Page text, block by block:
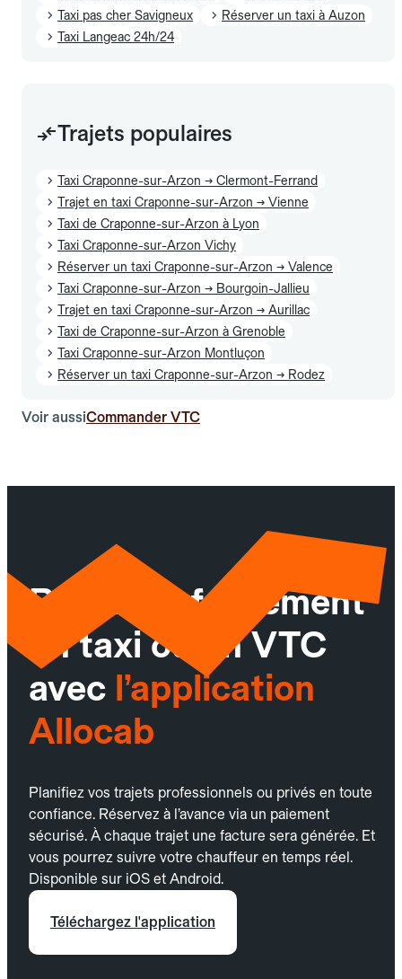
Taxi pas cher Savigneux
Réserver un taxi à Auzon
Taxi Langeac 24h/24
Trajets populaires
Taxi Craponne-sur-Arzon → Clermont-Ferrand
Trajet en taxi Craponne-sur-Arzon → Vienne
Taxi de Craponne-sur-Arzon à Lyon
Taxi Craponne-sur-Arzon Vichy
Réserver un taxi Craponne-sur-Arzon → Valence
Taxi Craponne-sur-Arzon → Bourgoin-Jallieu
Trajet en taxi Craponne-sur-Arzon → Aurillac
Taxi de Craponne-sur-Arzon à Grenoble
Taxi Craponne-sur-Arzon Montluçon
Réserver un taxi Craponne-sur-Arzon → Rodez
Voir aussiCommander VTC
Réservez facilement
un taxi ou un VTC
avec l’application
Allocab
Planifiez vos trajets professionnels ou privés en toute
confiance. Réservez à l’avance via un paiement
sécurisé. À chaque trajet une facture sera générée. Et
vous pourrez suivre votre chauffeur en temps réel.
Disponible sur iOS et Android.
Téléchargez l'application